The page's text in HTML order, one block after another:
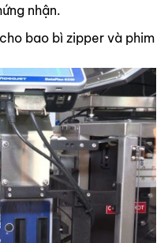
nhận.
bao bì zipper và phim